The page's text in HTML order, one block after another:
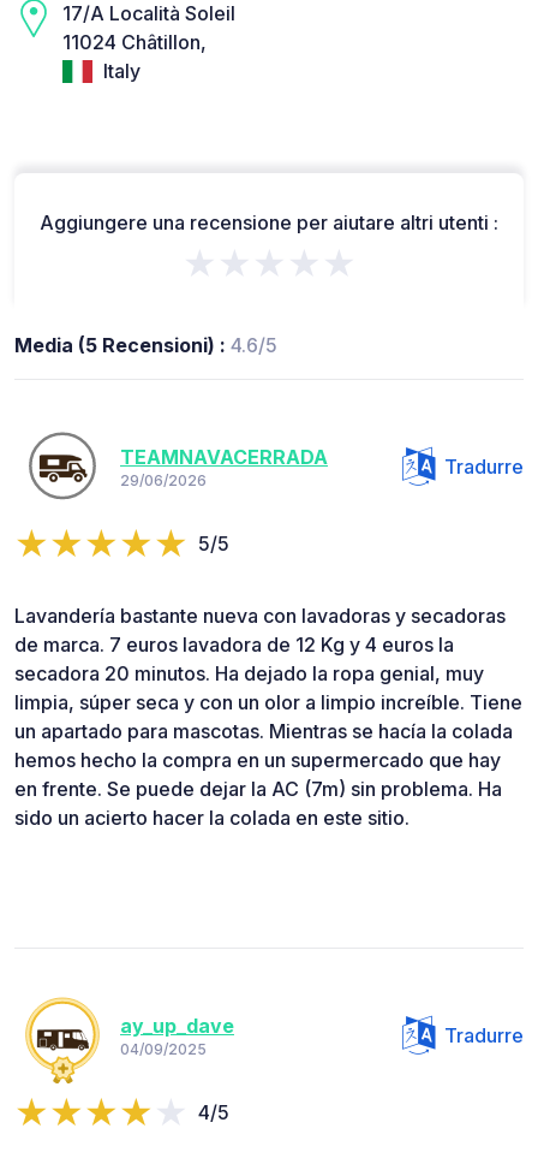
17/A Località Soleil
11024 Châtillon,
Italy
Aggiungere una recensione per aiutare altri utenti :
★★★★★
Media (5 Recensioni) : 4.6/5
TEAMNAVACERRADA
29/06/2026
Tradurre
5/5
Lavandería bastante nueva con lavadoras y secadoras
de marca. 7 euros lavadora de 12 Kg y 4 euros la
secadora 20 minutos. Ha dejado la ropa genial, muy
limpia, súper seca y con un olor a limpio increíble. Tiene
un apartado para mascotas. Mientras se hacía la colada
hemos hecho la compra en un supermercado que hay
en frente. Se puede dejar la AC (7m) sin problema. Ha
sido un acierto hacer la colada en este sitio.
ay_up_dave
04/09/2025
Tradurre
4/5